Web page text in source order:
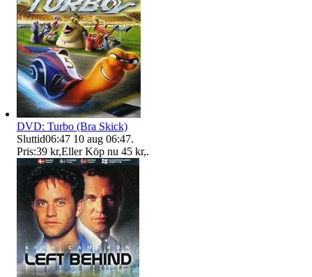
DVD: Turbo (Bra Skick)
Sluttid06:47 10 aug 06:47.
Pris:39 kr,Eller Köp nu 45 kr,.